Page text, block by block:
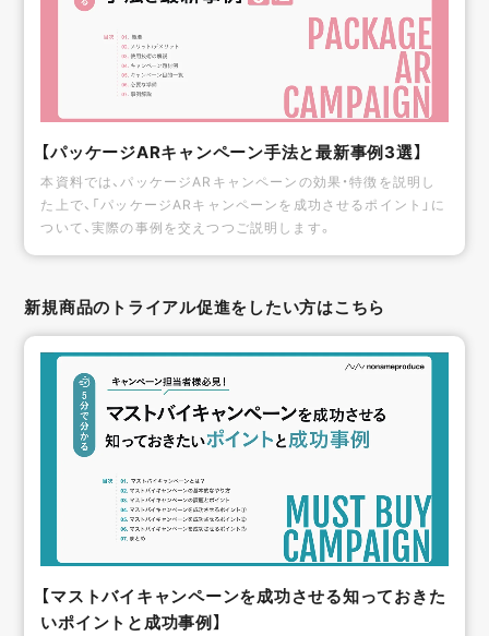
【パッケージARキャンペーン手法と最新事例3選】
本資料では、パッケージARキャンペーンの効果・特徴を説明し
た上で、「パッケージARキャンペーンを成功させるポイント」に
ついて、実際の事例を交えつつご説明します。
新規商品のトライアル促進をしたい方はこちら
【マストバイキャンペーンを成功させる知っておきた
いポイントと成功事例】